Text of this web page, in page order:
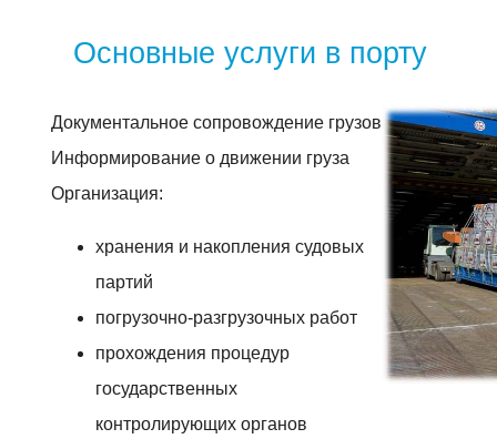
Основные услуги в порту
Документальное сопровождение грузов
Информирование о движении груза
Организация:
хранения и накопления судовых
партий
погрузочно-разгрузочных работ
прохождения процедур
государственных
контролирующих органов